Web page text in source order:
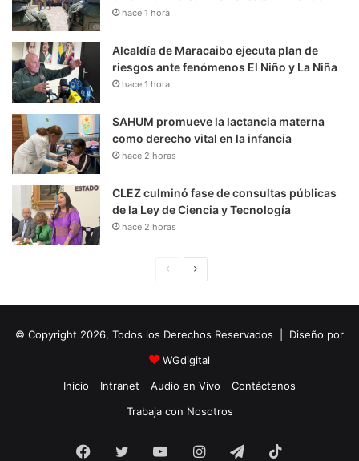
hace 1 hora
Alcaldía de Maracaibo ejecuta plan de
riesgos ante fenómenos El Niño y La Niña
hace 1 hora
SAHUM promueve la lactancia materna
como derecho vital en la infancia
hace 2 horas
CLEZ culminó fase de consultas públicas
de la Ley de Ciencia y Tecnología
hace 2 horas
i
n
a
u
i
e
e
© Copyright 2026, Todos los Derechos Reservados | Diseño por
WGdigital
Inicio
Intranet Audio en Vivo
Contáctenos
Trabaja con Nosotros
Facebook
Twitter YouTubeInstagramTelegram